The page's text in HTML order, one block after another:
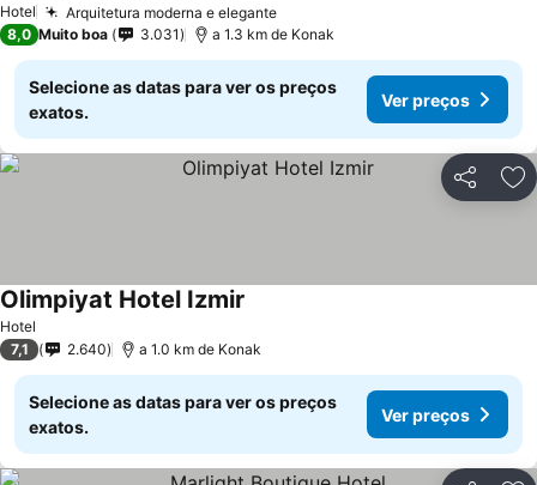
Hotel Arquitetura moderna e elegante
8,0 Muito boa 3.031 a 1.3 km de Konak
Selecione as datas para ver os preços
exatos.
Ver preços
Partilhar
Hotel
Olimpiyat Hotel Izmir
7,1 2.640 a 1.0 km de Konak
Selecione as datas para ver os preços
exatos.
Ver preços